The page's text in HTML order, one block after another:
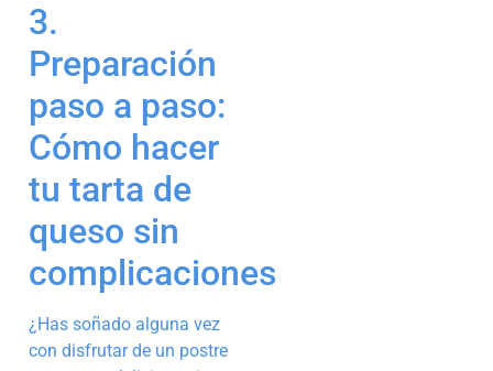
3.
Preparación
paso a paso:
Cómo hacer
tu tarta de
queso sin
complicaciones
¿Has soñado alguna vez
con disfrutar de un postre